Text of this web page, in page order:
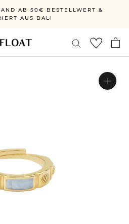
AB 50€ BESTELLWERT &
AUS BALI